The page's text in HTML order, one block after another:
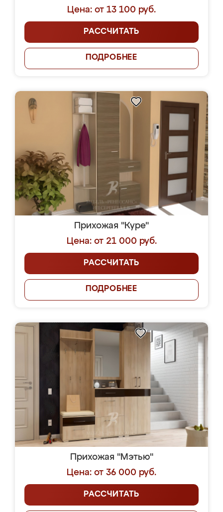
Цена: от 13 100 руб.
РАССЧИТАТЬ
ПОДРОБНЕЕ
Прихожая "Куре"
Цена: от 21 000 руб.
РАССЧИТАТЬ
ПОДРОБНЕЕ
Прихожая "Мэтью"
Цена: от 36 000 руб.
РАССЧИТАТЬ